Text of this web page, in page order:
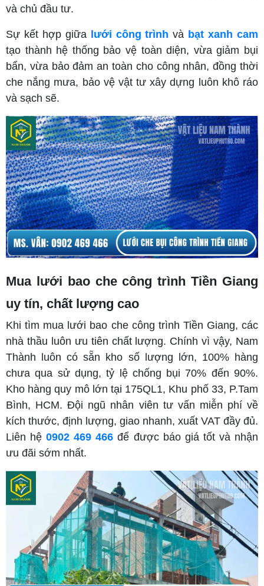
và chủ đầu tư.
Sự kết hợp giữa lưới công trình và bạt xanh cam
tạo thành hệ thống bảo vệ toàn diện, vừa giảm bụi
bẩn, vừa bảo đảm an toàn cho công nhân, đồng thời
che nắng mưa, bảo vệ vật tư xây dựng luôn khô ráo
và sạch sẽ.
Mua lưới bao che công trình Tiền Giang
uy tín, chất lượng cao
Khi tìm mua lưới bao che công trình Tiền Giang, các
nhà thầu luôn ưu tiên chất lượng. Chính vì vậy, Nam
Thành luôn có sẵn kho số lượng lớn, 100% hàng
chưa qua sử dụng, tỷ lệ chống bụi 70% đến 90%.
Kho hàng quy mô lớn tại 175QL1, Khu phố 33, P.Tam
Bình, HCM. Đội ngũ nhân viên tư vấn miễn phí về
kích thước, định lượng, giao nhanh, xuất VAT đầy đủ.
Liên hệ0902 469 466 để được báo giá tốt và nhận
ưu đãi sớm nhất.